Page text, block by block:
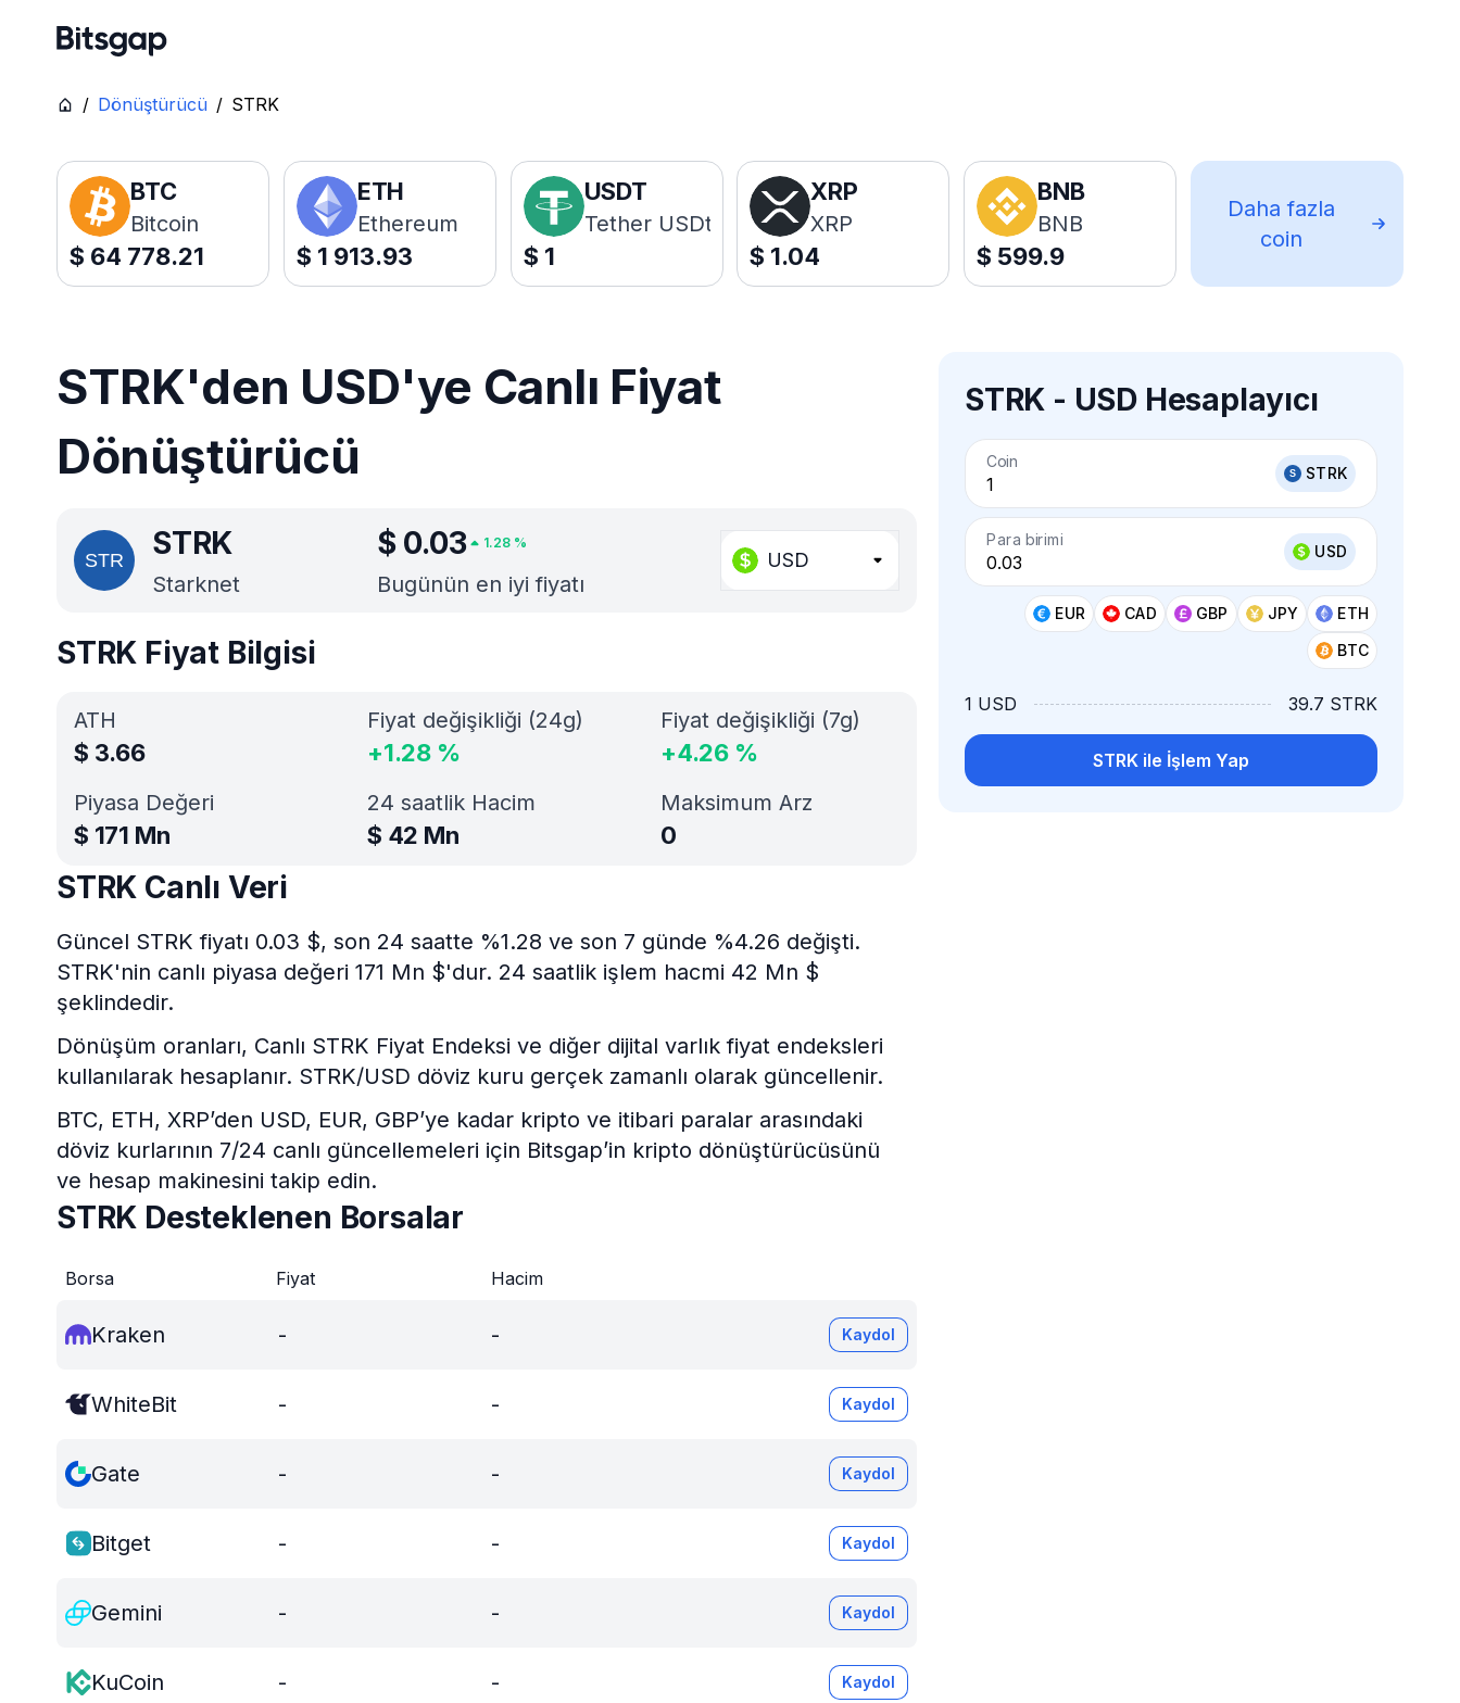
/ Dönüştürücü / STRK
BTC
Bitcoin
$ 64 778.21
ETH
Ethereum
$ 1 913.93
USDT
Tether USDt
$ 1
XRP
XRP
$ 1.04
BNB
BNB
$ 599.9
Daha fazla
coin
STRK'den USD'ye Canlı Fiyat
Dönüştürücü
STRK
Starknet
$ 0.03 1.28 %
Bugünün en iyi fiyatı
USD
STRK - USD Hesaplayıcı
Coin
STRK
Para birimi
USD
EUR CAD GBP JPY
ETH
BTC
1 USD 39.7 STRK
STRK ile İşlem Yap
STRK Fiyat Bilgisi
ATH
$ 3.66
Piyasa Değeri
$ 171 Mn
Fiyat değişikliği (24g)
+1.28 %
Fiyat değişikliği (7g)
+4.26 %
24 saatlik Hacim
$ 42 Mn
Maksimum Arz
0
STRK Canlı Veri
Güncel STRK fiyatı 0.03 $, son 24 saatte %1.28 ve son 7 günde %4.26 değişti.
STRK'nin canlı piyasa değeri 171 Mn $'dur. 24 saatlik işlem hacmi 42 Mn $
şeklindedir.
Dönüşüm oranları, Canlı STRK Fiyat Endeksi ve diğer dijital varlık fiyat endeksleri
kullanılarak hesaplanır. STRK/USD döviz kuru gerçek zamanlı olarak güncellenir.
BTC, ETH, XRP’den USD, EUR, GBP’ye kadar kripto ve itibari paralar arasındaki
döviz kurlarının 7/24 canlı güncellemeleri için Bitsgap’in kripto dönüştürücüsünü
ve hesap makinesini takip edin.
STRK Desteklenen Borsalar
Borsa Fiyat Hacim
Kraken - - Kaydol
WhiteBit - - Kaydol
Gate - - Kaydol
Bitget - - Kaydol
Gemini - - Kaydol
KuCoin - - Kaydol